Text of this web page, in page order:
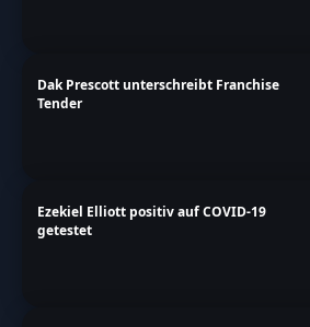
Dak Prescott unterschreibt Franchise
Tender
Ezekiel Elliott positiv auf COVID-19
getestet